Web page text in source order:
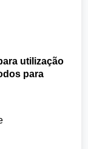
utilização
para